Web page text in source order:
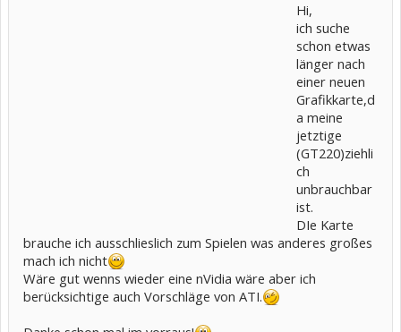
Hi,
ich suche
schon etwas
länger nach
einer neuen
Grafikkarte,d
a meine
jetztige
(GT220)ziehli
ch
unbrauchbar
ist.
DIe Karte
brauche ich ausschlieslich zum Spielen was anderes großes
mach ich nicht
Wäre gut wenns wieder eine nVidia wäre aber ich
berücksichtige auch Vorschläge von ATI.